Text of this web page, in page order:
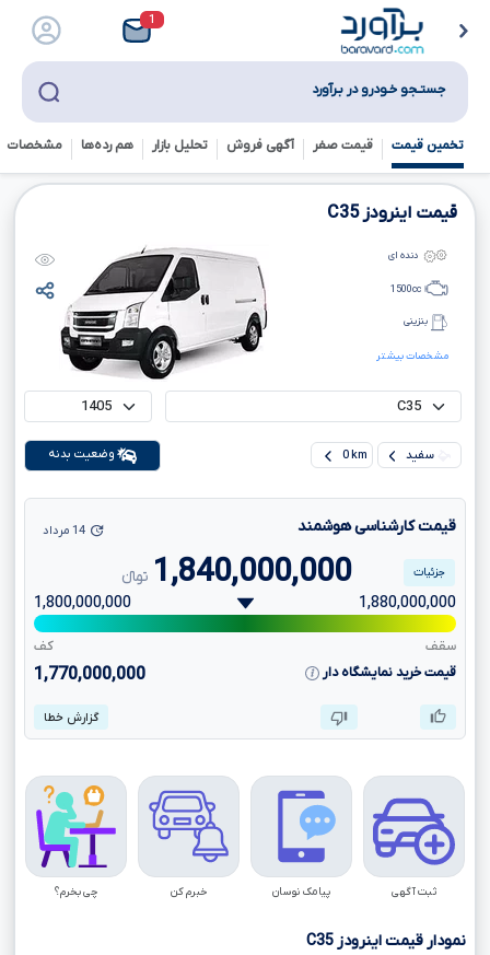
1
جستـجو خـودرو در بـرآورد
تخمین قیمت قیمت صفر آگهی فروش تحلیل بازار هم رده‌ها‌ مشخصات
قیمت اینرودزC35
مشخصات بیشتر
دنده ای
1500cc
بنزینی
سفید 0 km وضعیت بدنه
قیمت کارشناسی هوشمند
1,840,000,000 تومانءءء
14 مرداد
جزئیات
1,880,000,000
1,800,000,000
سقف
کف
قیمت خرید نمایشگاه دار
1,770,000,000
گزارش خطا
ثبت آگهی پیامک نوسان خبرم کن چی بخرم؟
نمودار قیمت اینرودز C35